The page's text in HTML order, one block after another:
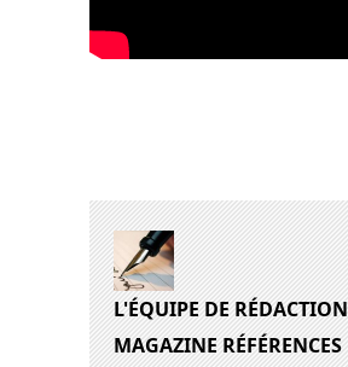
L'ÉQUIPE DE RÉDACTION
MAGAZINE RÉFÉRENCES